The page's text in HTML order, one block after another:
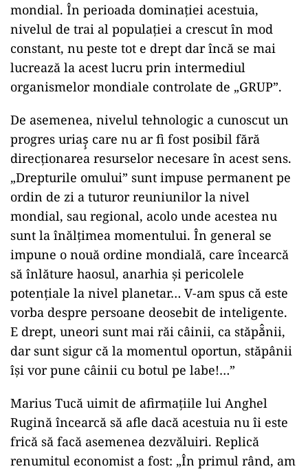
mondial. În perioada dominaţiei acestuia,
nivelul de trai al populaţiei a crescut în mod
constant, nu peste tot e drept dar încă se mai
lucrează la acest lucru prin intermediul
organismelor mondiale controlate de „GRUP”.
De asemenea, nivelul tehnologic a cunoscut un
progres uriaş̧ care nu ar fi fost posibil fără
direcţionarea resurselor necesare în acest sens.
„Drepturile omului” sunt impuse permanent pe
ordin de zi a tuturor reuniunilor la nivel
mondial, sau regional, acolo unde acestea nu
sunt la înălţimea momentului. În general se
impune o nouă ordine mondială, care încearcă
să înlăture haosul, anarhia şi pericolele
potenţiale la nivel planetar… V-am spus că este
vorba despre persoane deosebit de inteligente.
E drept, uneori sunt mai răi câinii, ca stăpă̂nii,
dar sunt sigur că la momentul oportun, stăpânii
îşi vor pune câinii cu botul pe labe!…”
Marius Tucă uimit de afirmațiile lui Anghel
Rugină încearcă să afle dacă acestuia nu îi este
frică să facă asemenea dezvăluiri. Replică
renumitul economist a fost: „În primul rând, am